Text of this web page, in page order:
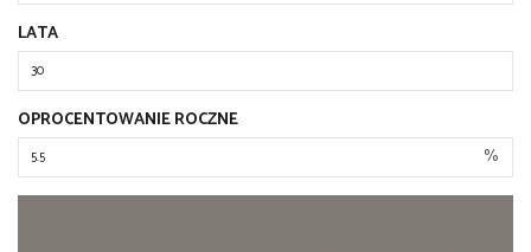
LATA
OPROCENTOWANIE ROCZNE
%